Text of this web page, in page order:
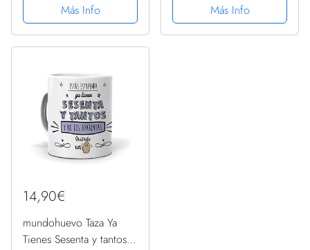
cerámica 11 onzas,
regalo broma mujeres
hombres, regalos
regalos...
Más Info
oz - Regalo original y
divertido
Más Info
14,90€
mundohuevo Taza Ya
Tienes Sesenta y tantos y